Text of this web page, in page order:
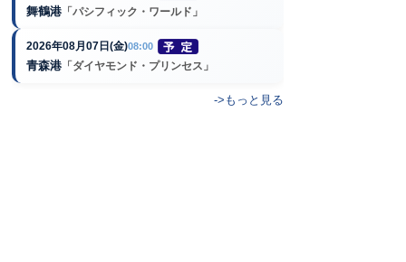
舞鶴港 「パシフィック・ワールド」
2026年08月07日(金)08:00
青森港 「ダイヤモンド・プリンセス」
->もっと見る